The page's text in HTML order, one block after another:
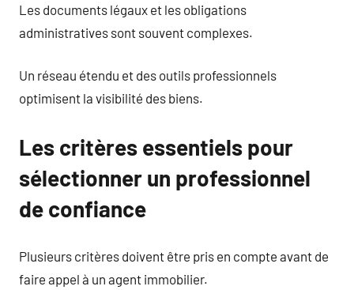
Les documents légaux et les obligations
administratives sont souvent complexes.
Un réseau étendu et des outils professionnels
optimisent la visibilité des biens.
Les critères essentiels pour
sélectionner un professionnel
de confiance
Plusieurs critères doivent être pris en compte avant de
faire appel à un agent immobilier.